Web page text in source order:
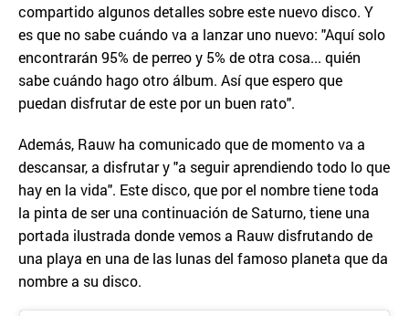
compartido algunos detalles sobre este nuevo disco. Y
es que no sabe cuándo va a lanzar uno nuevo: "Aquí solo
encontrarán 95% de perreo y 5% de otra cosa... quién
sabe cuándo hago otro álbum. Así que espero que
puedan disfrutar de este por un buen rato".
Además, Rauw ha comunicado que de momento va a
descansar, a disfrutar y "a seguir aprendiendo todo lo que
hay en la vida". Este disco, que por el nombre tiene toda
la pinta de ser una continuación de Saturno, tiene una
portada ilustrada donde vemos a Rauw disfrutando de
una playa en una de las lunas del famoso planeta que da
nombre a su disco.